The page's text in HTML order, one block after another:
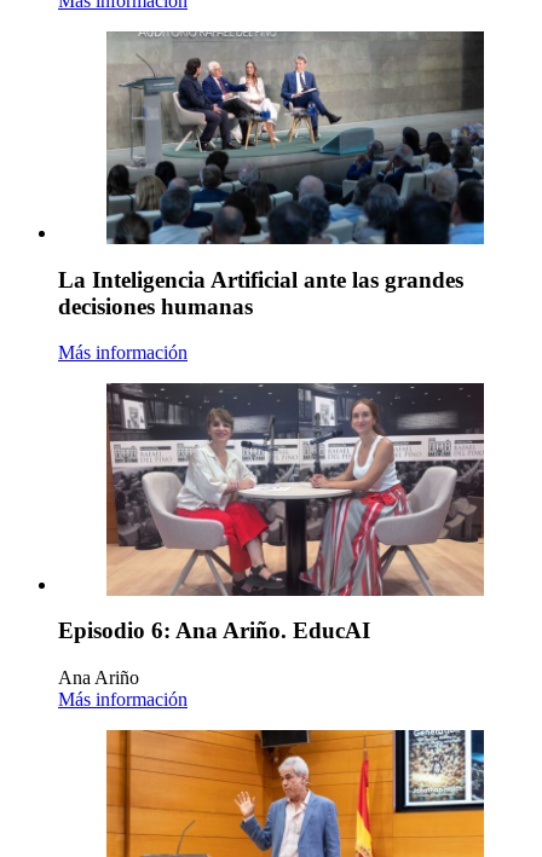
La Inteligencia Artificial ante las grandes
decisiones humanas
Más información
Episodio 6: Ana Ariño. EducAI
Ana Ariño
Más información